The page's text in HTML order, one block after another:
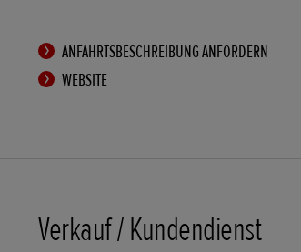
ANFAHRTSBESCHREIBUNG ANFORDERN
WEBSITE
Verkauf / Kundendienst